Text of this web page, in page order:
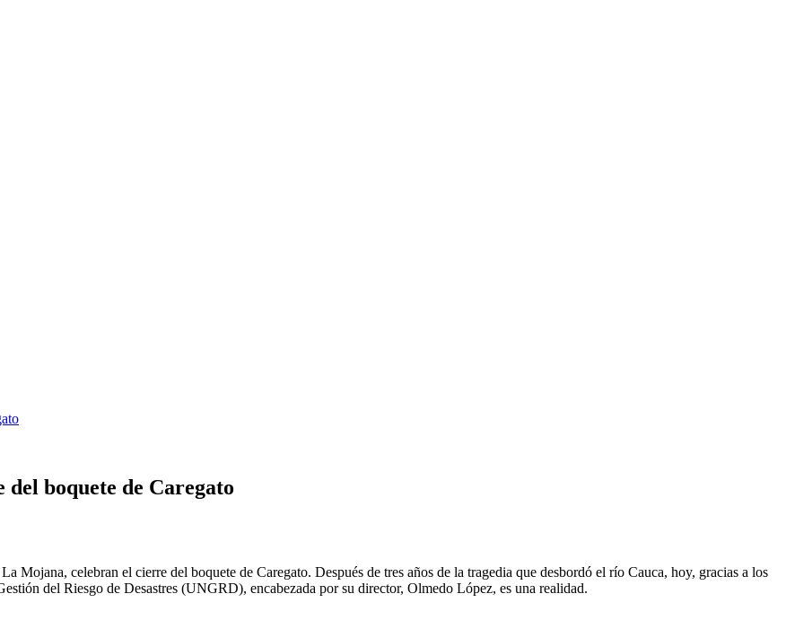
boquete de Caregato
Mojana, celebran el cierre del boquete de Caregato. Después de tres años de la tragedia que desbordó el río Cauca, hoy, gracias a los
del Riesgo de Desastres (UNGRD), encabezada por su director, Olmedo López, es una realidad.